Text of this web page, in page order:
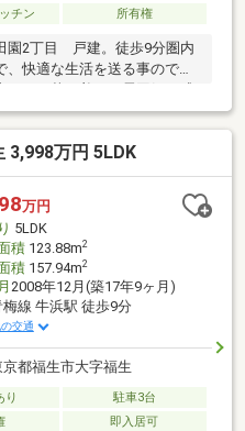
チン 所有権
園2丁目 戸建。徒歩9分圏内
快適な生活を送る事のでき
3,998万円 5LDK
万円
5LDK
積123.88m2
積157.94m2
2008年12月(築17年9ヶ月)
梅線 牛浜駅 徒歩9分
交通
京都福生市大字福生
り
駐車3台
即入居可